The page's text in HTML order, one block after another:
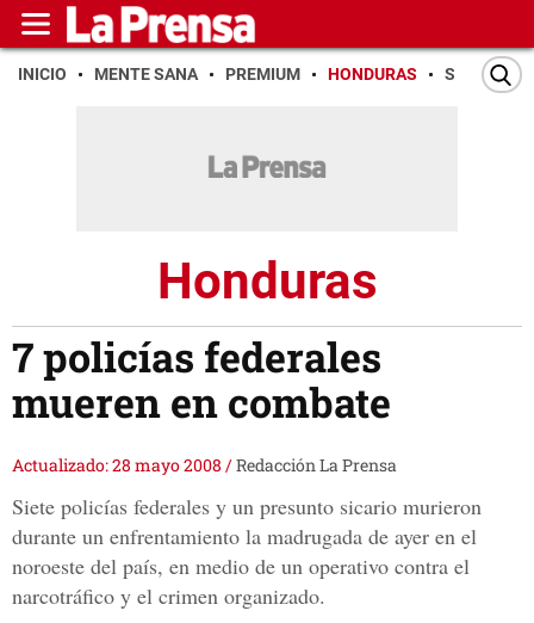
INICIO MENTE SANA PREMIUM HONDURAS SAN PEDRO
Honduras
7 policías federales
mueren en combate
Actualizado: 28 mayo 2008 /Redacción La Prensa
Siete policías federales y un presunto sicario murieron
durante un enfrentamiento la madrugada de ayer en el
noroeste del país, en medio de un operativo contra el
narcotráfico y el crimen organizado.